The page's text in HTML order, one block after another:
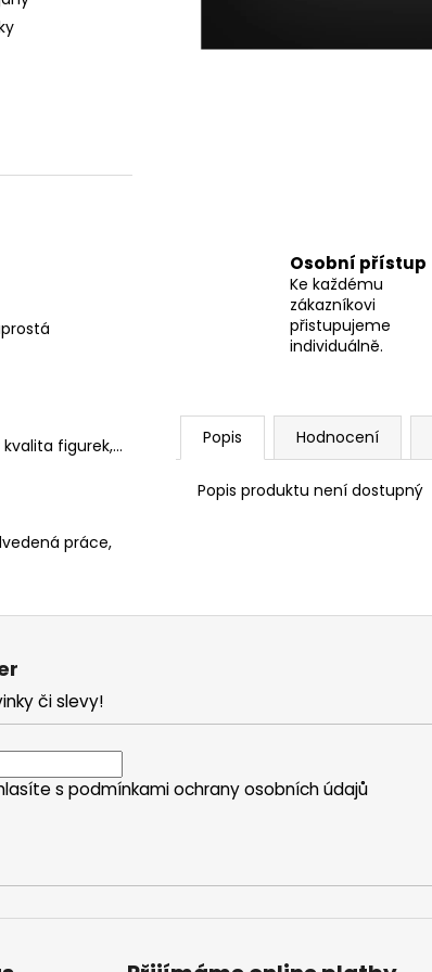
hvězdiček.
hvězdiček.
figurek,...
hvězdiček.
práce,
Osobní přístup
Ke každému
zákazníkovi
přistupujeme
individuálně.
Popis Hodnocení
Popis produktu není dostupný
či slevy!
s podmínkami ochrany osobních údajů